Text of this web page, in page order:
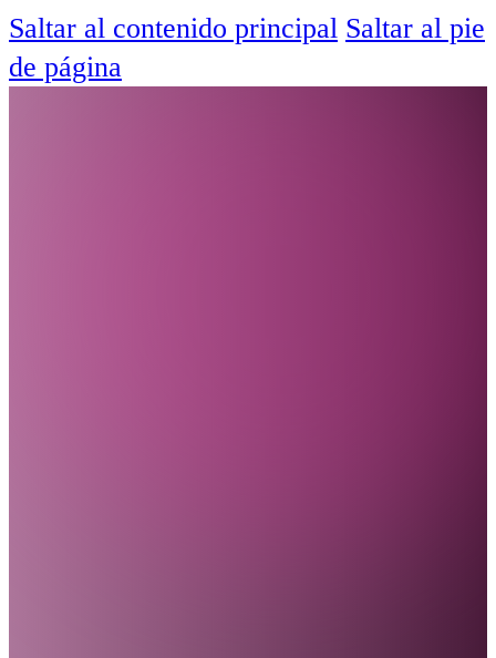
Saltar al contenido principal Saltar al pie
de página